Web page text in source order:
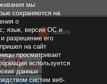
НАВЕРХ
мы
сохраняются на
о
язык, версия ОС и
разрешение его
на сайт
просматривает
используется
данных
систем веб-